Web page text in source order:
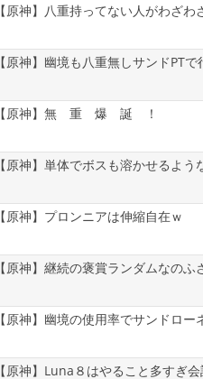
【原神】八重持ってない人がわざわ
【原神】幽境も八重無しサンドPT
【原神】無 重 爆 誕 ！
【原神】単体でボスも溶かせるよう
【原神】プロンニアは伸縮自在ｗ
【原神】継続の褒賞ランダムなのふ
【原神】幽境の使用率でサンドロー
【原神】Luna８はやること多すぎ会